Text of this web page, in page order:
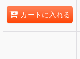
カートに入れる